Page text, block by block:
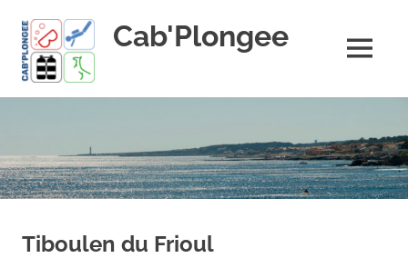
content
Cab'Plongee
!
MENU
Tiboulen du Frioul